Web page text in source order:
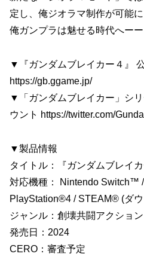
定し、俺ジオラマ制作が可能に
俺ガンプラは魅せる時代へーー
▼『ガンダムブレイカー４』
https://gb.ggame.jp/
▼「ガンダムブレイカー」シ
ウント https://twitter.com/
▼製品情報
タイトル：『ガンダムブレイカ
対応機種： Nintendo Switch™
PlayStation®4 / STEAM® (ダ
ジャンル：創壊共闘アクション
発売日：2024
CERO：審査予定